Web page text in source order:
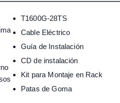
T1600G-28TS
Cable Eléctrico
Guía de Instalación
CD de instalación
Kit para Montaje en Rack
Patas de Goma